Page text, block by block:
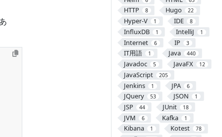
HTTP 8 Hugo 22
Hyper-V 1 IDE 8
InfluxDB 1 IntelliJ 1
Internet 6 IP 3
IT用語 1 Java 440
Javadoc 5 JavaFX 12
JavaScript 205
Jenkins 1 JPA 6
JQuery 53 JSON 1
JSP 44 JUnit 18
JVM 6 Kafka 1
Kibana 1 Kotest 78